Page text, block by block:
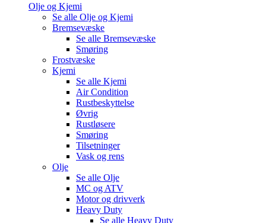
Olje og Kjemi
Se alle Olje og Kjemi
Bremsevæske
Se alle Bremsevæske
Smøring
Frostvæske
Kjemi
Se alle Kjemi
Air Condition
Rustbeskyttelse
Øvrig
Rustløsere
Smøring
Tilsetninger
Vask og rens
Olje
Se alle Olje
MC og ATV
Motor og drivverk
Heavy Duty
Se alle Heavy Duty